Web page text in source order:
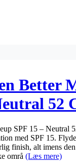
Better
52
SPF 15 – Neutral
med SPF 15.
finish, alt imens
områ (Læs mere)